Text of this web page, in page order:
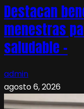
Destacan
menestras
saludable –
admin
agosto 6, 2026